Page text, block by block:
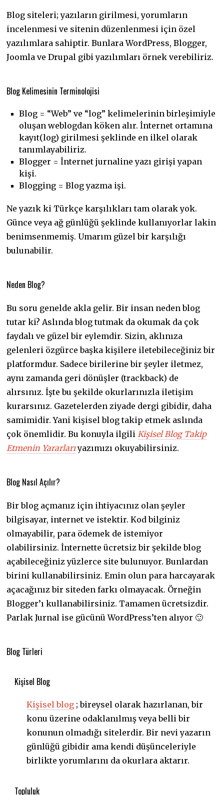
Blog siteleri; yazıların girilmesi, yorumların
incelenmesi ve sitenin düzenlenmesi için özel
yazılımlara sahiptir. Bunlara WordPress, Blogger,
Joomla ve Drupal gibi yazılımları örnek verebiliriz.
Blog Kelimesinin Terminolojisi
Blog = “Web” ve “log” kelimelerinin birleşimiyle
oluşan weblogdan köken alır. İnternet ortamına
kayıt(log) girilmesi şeklinde en ilkel olarak
tanımlayabiliriz.
Blogger = İnternet jurnaline yazı girişi yapan
kişi.
Blogging = Blog yazma işi.
Ne yazık ki Türkçe karşılıkları tam olarak yok.
Günce veya ağ günlüğü şeklinde kullanıyorlar lakin
benimsenmemiş. Umarım güzel bir karşılığı
bulunabilir.
Neden Blog?
Bu soru genelde akla gelir. Bir insan neden blog
tutar ki? Aslında blog tutmak da okumak da çok
faydalı ve güzel bir eylemdir. Sizin, aklınıza
gelenleri özgürce başka kişilere iletebileceğiniz bir
platformdur. Sadece birilerine bir şeyler iletmez,
aynı zamanda geri dönüşler (trackback) de
alırsınız. İşte bu şekilde okurlarınızla iletişim
kurarsınız. Gazetelerden ziyade dergi gibidir, daha
samimidir. Yani kişisel blog takip etmek aslında
çok önemlidir. Bu konuyla ilgili Kişisel Blog Takip
Etmenin Yararlarıyazımızı okuyabilirsiniz.
Blog Nasıl Açılır?
Bir blog açmanız için ihtiyacınız olan şeyler
bilgisayar, internet ve istektir. Kod bilginiz
olmayabilir, para ödemek de istemiyor
olabilirsiniz. İnternette ücretsiz bir şekilde blog
açabileceğiniz yüzlerce site bulunuyor. Bunlardan
birini kullanabilirsiniz. Emin olun para harcayarak
açacağınız bir siteden farkı olmayacak. Örneğin
Blogger’ı kullanabilirsiniz. Tamamen ücretsizdir.
Parlak Jurnal ise gücünü WordPress’ten alıyor 🙂
Blog Türleri
Kişisel Blog
Kişisel blog ; bireysel olarak hazırlanan, bir
konu üzerine odaklanılmış veya belli bir
konunun olmadığı sitelerdir. Bir nevi yazarın
günlüğü gibidir ama kendi düşünceleriyle
birlikte yorumlarını da okurlara aktarır.
Topluluk